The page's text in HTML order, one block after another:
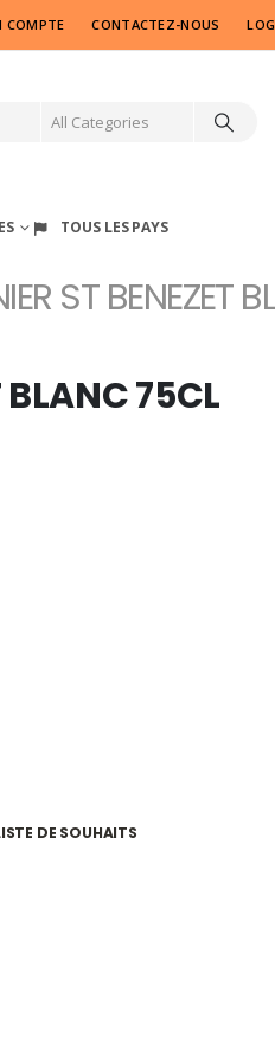
COMPTE CONTACTEZ-NOUS
TOUS LES PAYS
ST BENEZET
BLANC 75CL
DE SOUHAITS